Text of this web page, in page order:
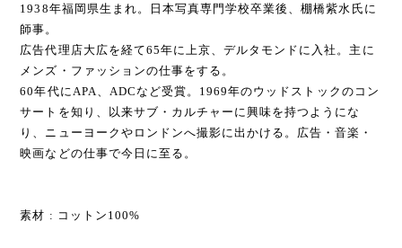
1938年福岡県生まれ。日本写真専門学校卒業後、棚橋紫水氏に
師事。
広告代理店大広を経て65年に上京、デルタモンドに入社。主に
メンズ・ファッションの仕事をする。
60年代にAPA、ADCなど受賞。1969年のウッドストックのコン
サートを知り、以来サブ・カルチャーに興味を持つようにな
り、ニューヨークやロンドンへ撮影に出かける。広告・音楽・
映画などの仕事で今日に至る。
素材 : コットン100%